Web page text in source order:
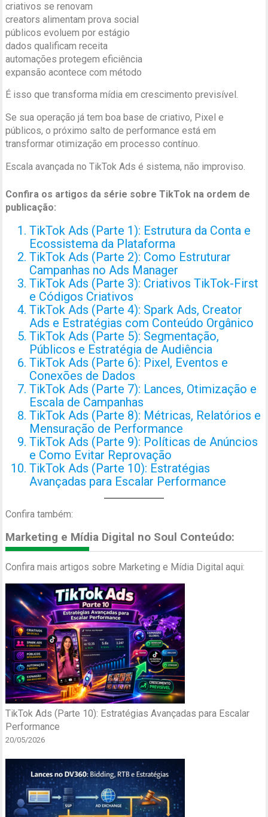
criativos se renovam
creators alimentam prova social
públicos evoluem por estágio
dados qualificam receita
automações protegem eficiência
expansão acontece com método
É isso que transforma mídia em crescimento previsível.
Se sua operação já tem boa base de criativo, Pixel e
públicos, o próximo salto de performance está em
transformar otimização em processo contínuo.
Escala avançada no TikTok Ads é sistema, não improviso.
Confira os artigos da série sobre TikTok na ordem de
publicação:
TikTok Ads (Parte 1): Estrutura da Conta e
Ecossistema da Plataforma
TikTok Ads (Parte 2): Como Estruturar
Campanhas no Ads Manager
TikTok Ads (Parte 3): Criativos TikTok-First
e Códigos Criativos
TikTok Ads (Parte 4): Spark Ads, Creator
Ads e Estratégias com Conteúdo Orgânico
TikTok Ads (Parte 5): Segmentação,
Públicos e Estratégia de Audiência
TikTok Ads (Parte 6): Pixel, Eventos e
Conexões de Dados
TikTok Ads (Parte 7): Lances, Otimização e
Escala de Campanhas
TikTok Ads (Parte 8): Métricas, Relatórios e
Mensuração de Performance
TikTok Ads (Parte 9): Políticas de Anúncios
e Como Evitar Reprovação
TikTok Ads (Parte 10): Estratégias
Avançadas para Escalar Performance
Confira também:
Marketing e Mídia Digital no Soul Conteúdo:
Confira mais artigos sobre Marketing e Mídia Digital aqui:
TikTok Ads (Parte 10): Estratégias Avançadas para Escalar
Performance
20/05/2026